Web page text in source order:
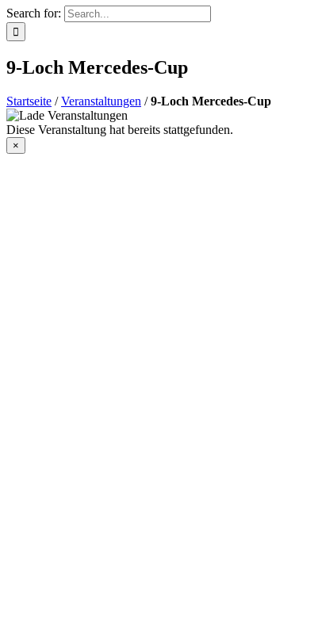
Search for:
9-Loch Mercedes-Cup
Startseite /Veranstaltungen /9-Loch Mercedes-Cup
Diese Veranstaltung hat bereits stattgefunden.
×